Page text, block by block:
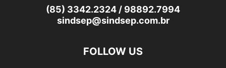
(85) 3342.2324 / 98892.7994
sindsep@sindsep.com.br
FOLLOW US